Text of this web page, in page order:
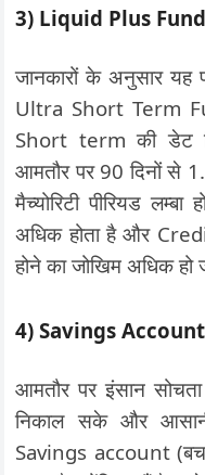
3) Liquid Plus Fund
जानकारों के अनुसार
Ultra Short Term
Short term की डेट
आमतौर पर 90 दिनों से
मैच्योरिटी पीरियड
अधिक होता है और
होने का जोखिम अधिक हो
4) Savings Account
आमतौर पर इंसान
निकाल सके और
Savings account